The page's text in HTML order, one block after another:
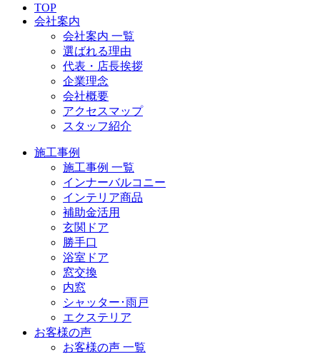
TOP
会社案内
会社案内 一覧
選ばれる理由
代表・店長挨拶
企業理念
会社概要
アクセスマップ
スタッフ紹介
施工事例
施工事例 一覧
インナーバルコニー
インテリア商品
補助金活用
玄関ドア
勝手口
浴室ドア
窓交換
内窓
シャッター･雨戸
エクステリア
お客様の声
お客様の声 一覧